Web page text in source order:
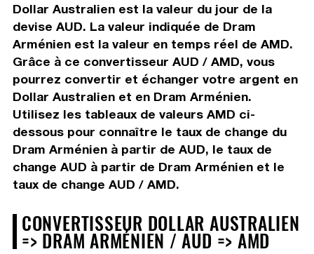
Dollar Australien est la valeur du jour de la
devise AUD. La valeur indiquée de Dram
Arménien est la valeur en temps réel de AMD.
Grâce à ce convertisseur AUD / AMD, vous
pourrez convertir et échanger votre argent en
Dollar Australien et en Dram Arménien.
Utilisez les tableaux de valeurs AMD ci-
dessous pour connaître le taux de change du
Dram Arménien à partir de AUD, le taux de
change AUD à partir de Dram Arménien et le
taux de change AUD / AMD.
CONVERTISSEUR DOLLAR AUSTRALIEN
=> DRAM ARMÉNIEN / AUD => AMD